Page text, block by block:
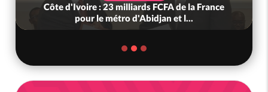
Côte d'Ivoire : 23 milliards FCFA de la France
pour le métro d'Abidjan et l...